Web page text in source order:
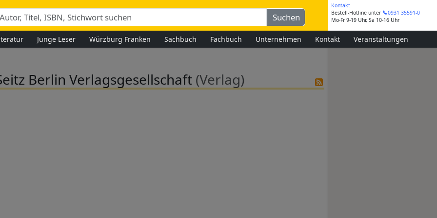
Kontakt
Bestell-Hotline unter
0931 35591-0
Mo-Fr 9-19 Uhr, Sa 10-16 Uhr
Junge Leser Würzburg Franken Sachbuch Fachbuch Unternehmen Kontakt Veranstaltungen
Berlin Verlagsgesellschaft (Verlag)